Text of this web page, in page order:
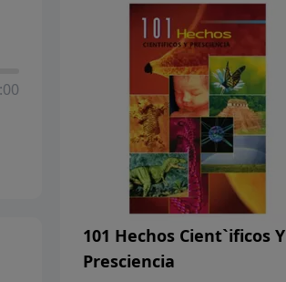
101 Hechos Cient`ificos Y
Presciencia